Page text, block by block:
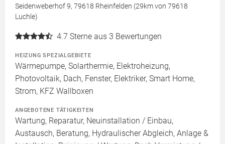
Seidenweberhof 9, 79618 Rheinfelden (29km von 79618
Luchle)
4.7 Sterne aus 3 Bewertungen
HEIZUNG SPEZIALGEBIETE
Wärmepumpe, Solarthermie, Elektroheizung,
Photovoltaik, Dach, Fenster, Elektriker, Smart Home,
Strom, KFZ Wallboxen
ANGEBOTENE TÄTIGKEITEN
Wartung, Reparatur, Neuinstallation / Einbau,
Austausch, Beratung, Hydraulischer Abgleich, Anlage &